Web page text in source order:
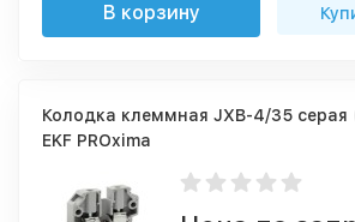
В корзину
Колодка клеммная JXB-4/35
EKF PROxima